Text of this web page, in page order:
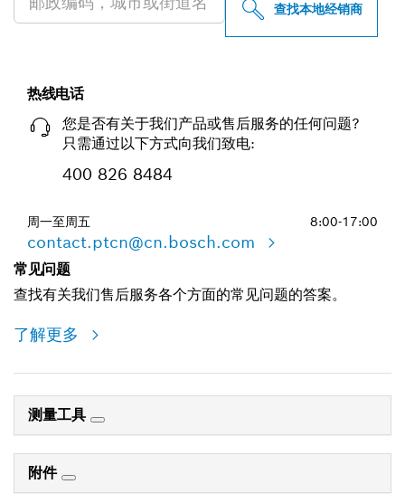
查找本地经销商
热线电话
您是否有关于我们产品或售后服务的任何问题?
只需通过以下方式向我们致电:
400 826 8484
周一至周五 8:00-17:00
contact.ptcn@cn.bosch.com
常见问题
查找有关我们售后服务各个方面的常见问题的答案。
了解更多
测量工具
附件